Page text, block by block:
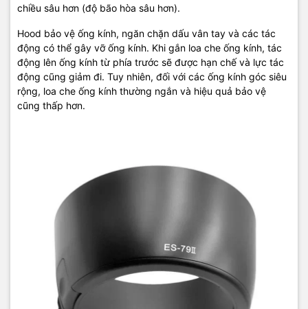
chiều sâu hơn (độ bão hòa sâu hơn).
Hood bảo vệ ống kính, ngăn chặn dấu vân tay và các tác
động có thể gây vỡ ống kính. Khi gắn loa che ống kính, tác
động lên ống kính từ phía trước sẽ được hạn chế và lực tác
động cũng giảm đi. Tuy nhiên, đối với các ống kính góc siêu
rộng, loa che ống kính thường ngắn và hiệu quả bảo vệ
cũng thấp hơn.